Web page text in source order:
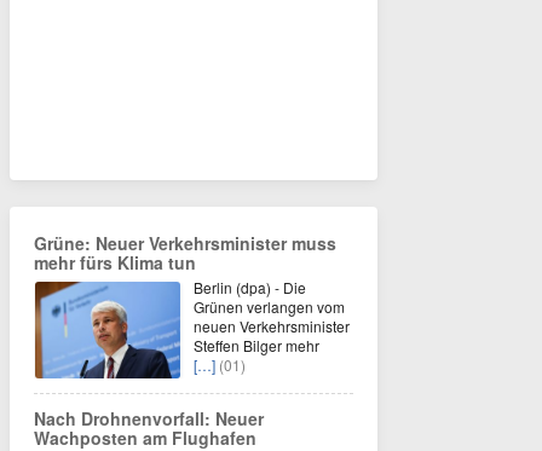
Grüne: Neuer Verkehrsminister muss
mehr fürs Klima tun
Berlin (dpa) - Die
Grünen verlangen vom
neuen Verkehrsminister
Steffen Bilger mehr
[…] (01)
Nach Drohnenvorfall: Neuer
Wachposten am Flughafen